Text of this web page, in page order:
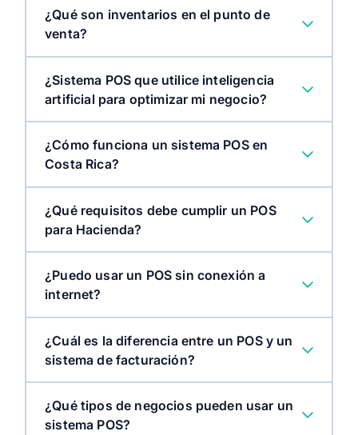
¿Qué son inventarios en el punto de
venta?
¿Sistema POS que utilice inteligencia
artificial para optimizar mi negocio?
¿Cómo funciona un sistema POS en
Costa Rica?
¿Qué requisitos debe cumplir un POS
para Hacienda?
¿Puedo usar un POS sin conexión a
internet?
¿Cuál es la diferencia entre un POS y un
sistema de facturación?
¿Qué tipos de negocios pueden usar un
sistema POS?